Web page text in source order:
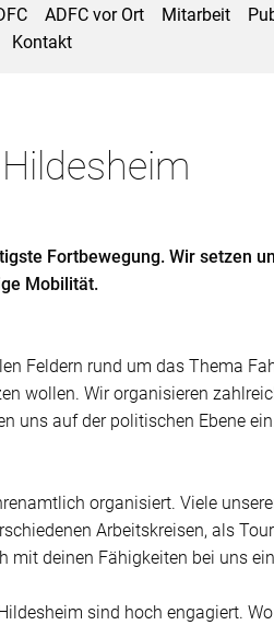
ADFC vor Ort Mitarbeit
Kontakt
Fortbewegung. Wir setzen
Mobilität.
Feldern rund um das Thema
wollen. Wir organisieren
uns auf der politischen Ebene
organisiert. Viele
Arbeitskreisen, als
mit deinen Fähigkeiten bei uns
sind hoch engagiert.